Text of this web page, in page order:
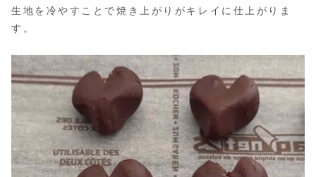
生地を冷やすことで焼き上がりがキレイに仕上がりま
す。